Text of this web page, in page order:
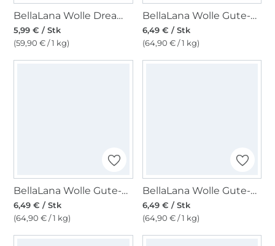
BellaLana Wolle Dream 100gr. , beige-braun
5,99 € / Stk
(59,90 € / 1 kg)
BellaLana Wolle Gute-Laune-Socke 100gr. , beere
6,49 € / Stk
(64,90 € / 1 kg)
BellaLana Wolle Gute-Laune-Socke 100gr. , grün-rot
6,49 € / Stk
(64,90 € / 1 kg)
BellaLana Wolle Gute-Laune-Socke 100gr. , blau-weiss
6,49 € / Stk
(64,90 € / 1 kg)